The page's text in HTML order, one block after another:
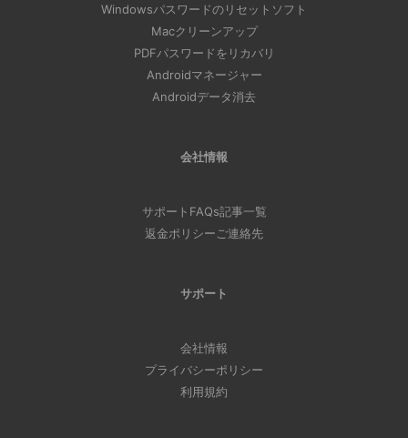
Windowsパスワードのリセットソフト
Macクリーンアップ
PDFパスワードをリカバリ
Androidマネージャー
Androidデータ消去
会社情報
サポート FAQs記事一覧
返金ポリシー ご連絡先
サポート
会社情報
プライバシーポリシー
利用規約